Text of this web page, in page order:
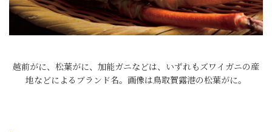
越前がに、松葉がに、加能ガニなどは、いずれもズワイガニの産
地などによるブランド名。画像は鳥取賀露港の松葉がに。